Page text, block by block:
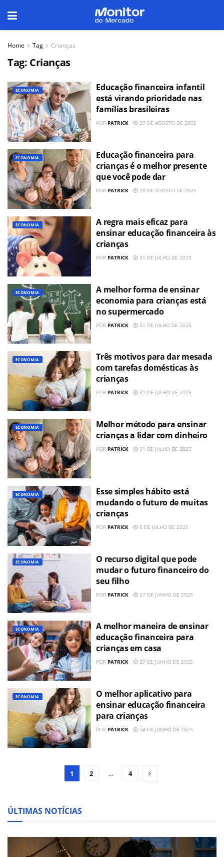
Home Tag Crianças
Tag: Crianças
ECONOMIA
Educação financeira infantil
está virando prioridade nas
famílias brasileiras
POR PATRICK 29 DE AGOSTO DE 2025
ECONOMIA
Educação financeira para
crianças é o melhor presente
que você pode dar
POR PATRICK 20 DE AGOSTO DE 2025
ECONOMIA
A regra mais eficaz para
ensinar educação financeira às
crianças
POR PATRICK 31 DE JULHO DE 2025
ECONOMIA
A melhor forma de ensinar
economia para crianças está
no supermercado
POR PATRICK 31 DE JULHO DE 2025
ECONOMIA
Três motivos para dar mesada
com tarefas domésticas às
crianças
POR PATRICK 31 DE JULHO DE 2025
ECONOMIA
Melhor método para ensinar
crianças a lidar com dinheiro
POR PATRICK 31 DE JULHO DE 2025
ECONOMIA
Esse simples hábito está
mudando o futuro de muitas
crianças
POR PATRICK 5 DE JULHO DE 2025
ECONOMIA
O recurso digital que pode
mudar o futuro financeiro do
seu filho
POR PATRICK 27 DE JUNHO DE 2025
ECONOMIA
A melhor maneira de ensinar
educação financeira para
crianças em casa
POR PATRICK 27 DE JUNHO DE 2025
ECONOMIA
O melhor aplicativo para
ensinar educação financeira
para crianças
POR PATRICK 24 DE JUNHO DE 2025
1 2 … 4
ÚLTIMAS NOTÍCIAS